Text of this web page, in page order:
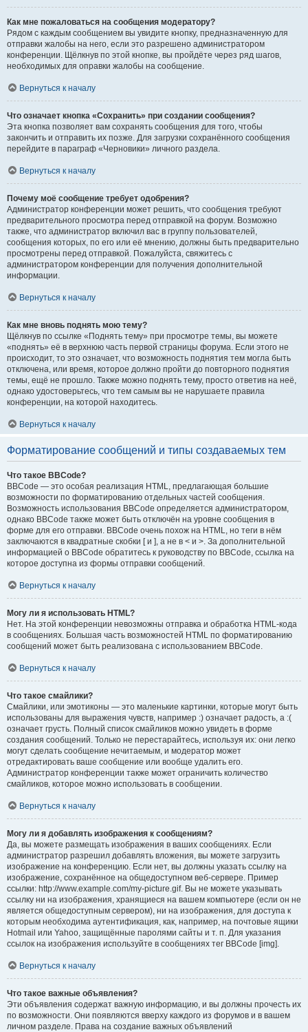
Как мне пожаловаться на сообщения модератору?
Рядом с каждым сообщением вы увидите кнопку, предназначенную для
отправки жалобы на него, если это разрешено администратором
конференции. Щёлкнув по этой кнопке, вы пройдёте через ряд шагов,
необходимых для оправки жалобы на сообщение.
Вернуться к началу
Что означает кнопка «Сохранить» при создании сообщения?
Эта кнопка позволяет вам сохранять сообщения для того, чтобы
закончить и отправить их позже. Для загрузки сохранённого сообщения
перейдите в параграф «Черновики» личного раздела.
Вернуться к началу
Почему моё сообщение требует одобрения?
Администратор конференции может решить, что сообщения требуют
предварительного просмотра перед отправкой на форум. Возможно
также, что администратор включил вас в группу пользователей,
сообщения которых, по его или её мнению, должны быть предварительно
просмотрены перед отправкой. Пожалуйста, свяжитесь с
администратором конференции для получения дополнительной
информации.
Вернуться к началу
Как мне вновь поднять мою тему?
Щёлкнув по ссылке «Поднять тему» при просмотре темы, вы можете
«поднять» её в верхнюю часть первой страницы форума. Если этого не
происходит, то это означает, что возможность поднятия тем могла быть
отключена, или время, которое должно пройти до повторного поднятия
темы, ещё не прошло. Также можно поднять тему, просто ответив на неё,
однако удостоверьтесь, что тем самым вы не нарушаете правила
конференции, на которой находитесь.
Вернуться к началу
Форматирование сообщений и типы создаваемых тем
Что такое BBCode?
BBCode — это особая реализация HTML, предлагающая большие
возможности по форматированию отдельных частей сообщения.
Возможность использования BBCode определяется администратором,
однако BBCode также может быть отключён на уровне сообщения в
форме для его отправки. BBCode очень похож на HTML, но теги в нём
заключаются в квадратные скобки [ и ], а не в < и >. За дополнительной
информацией о BBCode обратитесь к руководству по BBCode, ссылка на
которое доступна из формы отправки сообщений.
Вернуться к началу
Могу ли я использовать HTML?
Нет. На этой конференции невозможны отправка и обработка HTML-кода
в сообщениях. Большая часть возможностей HTML по форматированию
сообщений может быть реализована с использованием BBCode.
Вернуться к началу
Что такое смайлики?
Смайлики, или эмотиконы — это маленькие картинки, которые могут быть
использованы для выражения чувств, например :) означает радость, а :(
означает грусть. Полный список смайликов можно увидеть в форме
создания сообщений. Только не перестарайтесь, используя их: они легко
могут сделать сообщение нечитаемым, и модератор может
отредактировать ваше сообщение или вообще удалить его.
Администратор конференции также может ограничить количество
смайликов, которое можно использовать в сообщении.
Вернуться к началу
Могу ли я добавлять изображения к сообщениям?
Да, вы можете размещать изображения в ваших сообщениях. Если
администратор разрешил добавлять вложения, вы можете загрузить
изображение на конференцию. Если нет, вы должны указать ссылку на
изображение, сохранённое на общедоступном веб-сервере. Пример
ссылки: http://www.example.com/my-picture.gif. Вы не можете указывать
ссылку ни на изображения, хранящиеся на вашем компьютере (если он не
является общедоступным сервером), ни на изображения, для доступа к
которым необходима аутентификация, как, например, на почтовые ящики
Hotmail или Yahoo, защищённые паролями сайты и т. п. Для указания
ссылок на изображения используйте в сообщениях тег BBCode [img].
Вернуться к началу
Что такое важные объявления?
Эти объявления содержат важную информацию, и вы должны прочесть их
по возможности. Они появляются вверху каждого из форумов и в вашем
личном разделе. Права на создание важных объявлений